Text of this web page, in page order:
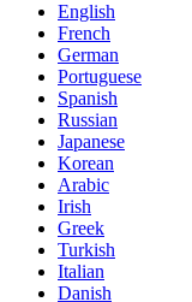
English
French
German
Portuguese
Spanish
Russian
Japanese
Korean
Arabic
Irish
Greek
Turkish
Italian
Danish